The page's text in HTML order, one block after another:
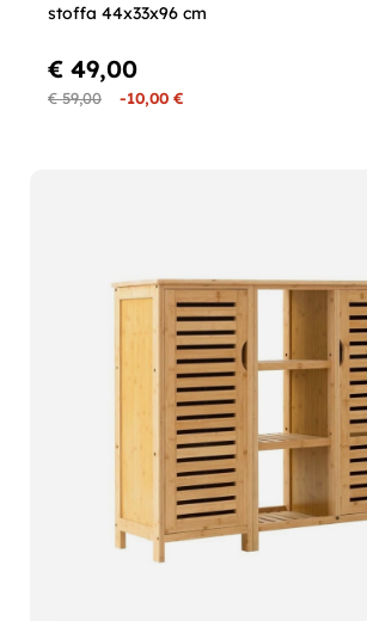
stoffa 44x33x96 cm
€ 59,00 -10,00 €
€ 49,00